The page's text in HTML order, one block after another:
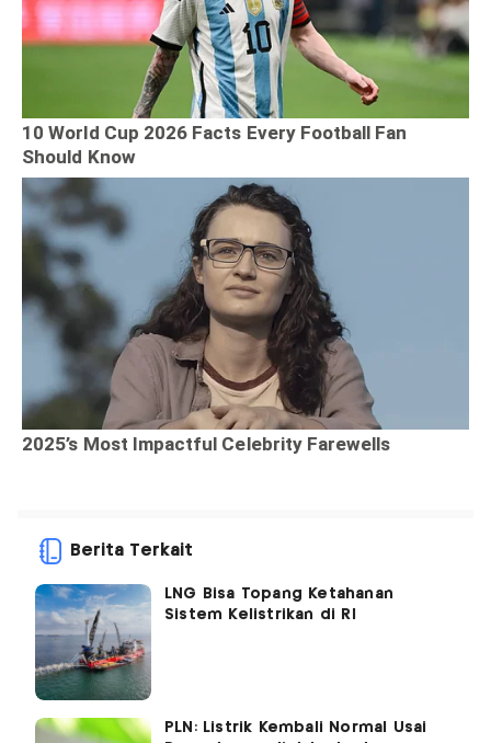
Berita Terkait
LNG Bisa Topang Ketahanan
Sistem Kelistrikan di RI
PLN: Listrik Kembali Normal Usai